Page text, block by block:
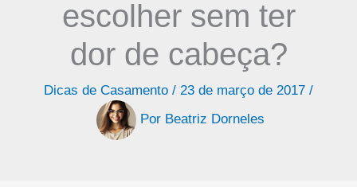
escolher sem ter
dor de cabeça?
Dicas de Casamento / 23 de março de 2017 /
Por Beatriz Dorneles